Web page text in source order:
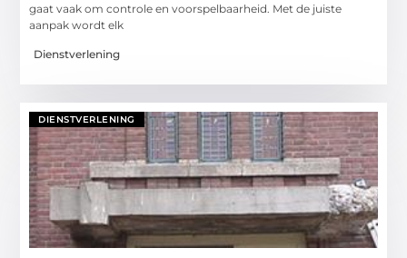
gaat vaak om controle en voorspelbaarheid. Met de juiste
aanpak wordt elk
Dienstverlening
DIENSTVERLENING